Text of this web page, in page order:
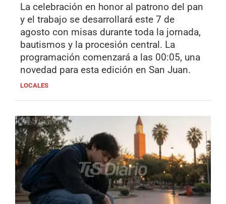
La celebración en honor al patrono del pan
y el trabajo se desarrollará este 7 de
agosto con misas durante toda la jornada,
bautismos y la procesión central. La
programación comenzará a las 00:05, una
novedad para esta edición en San Juan.
LOCALES